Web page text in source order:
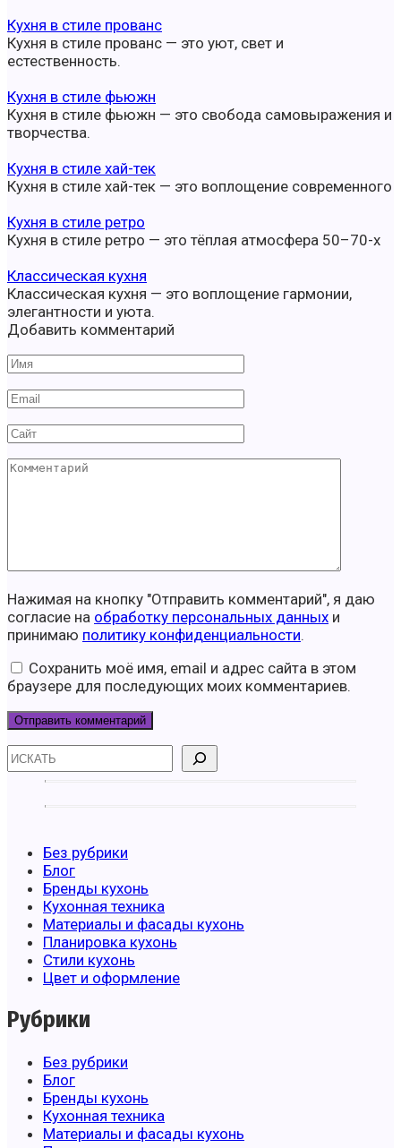
Кухня в стиле прованс
Кухня в стиле прованс — это уют, свет и
естественность.
Кухня в стиле фьюжн
Кухня в стиле фьюжн — это свобода самовыражения и
творчества.
Кухня в стиле хай-тек
Кухня в стиле хай-тек — это воплощение современного
Кухня в стиле ретро
Кухня в стиле ретро — это тёплая атмосфера 50–70-х
Классическая кухня
Классическая кухня — это воплощение гармонии,
элегантности и уюта.
Добавить комментарий
Имя
Email
Сайт
Комментарий
Нажимая на кнопку "Отправить комментарий", я даю
согласие на обработку персональных данных и
принимаю политику конфиденциальности.
Сохранить моё имя, email и адрес сайта в этом
браузере для последующих моих комментариев.
Поиск
Без рубрики
Блог
Бренды кухонь
Кухонная техника
Материалы и фасады кухонь
Планировка кухонь
Стили кухонь
Цвет и оформление
Рубрики
Без рубрики
Блог
Бренды кухонь
Кухонная техника
Материалы и фасады кухонь